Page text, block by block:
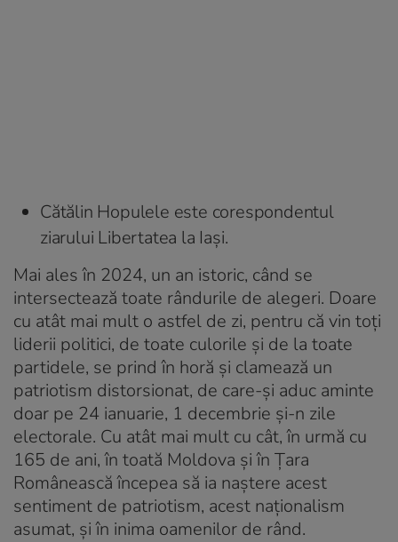
Cătălin Hopulele este corespondentul
ziarului Libertatea la Iași.
Mai ales în 2024, un an istoric, când se
intersectează toate rândurile de alegeri. Doare
cu atât mai mult o astfel de zi, pentru că vin toți
liderii politici, de toate culorile și de la toate
partidele, se prind în horă și clamează un
patriotism distorsionat, de care-și aduc aminte
doar pe 24 ianuarie, 1 decembrie și-n zile
electorale. Cu atât mai mult cu cât, în urmă cu
165 de ani, în toată Moldova și în Țara
Românească începea să ia naștere acest
sentiment de patriotism, acest naționalism
asumat, și în inima oamenilor de rând.